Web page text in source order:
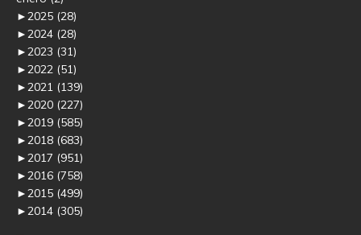
►2025 (28)
►2024 (28)
►2023 (31)
►2022 (51)
►2021 (139)
►2020 (227)
►2019 (585)
►2018 (683)
►2017 (951)
►2016 (758)
►2015 (499)
►2014 (305)